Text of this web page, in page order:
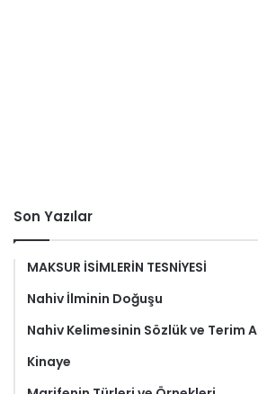
Son Yazılar
MAKSUR İSİMLERİN TESNİYESİ
Nahiv İlminin Doğuşu
Nahiv Kelimesinin Sözlük ve Terim
Kinaye